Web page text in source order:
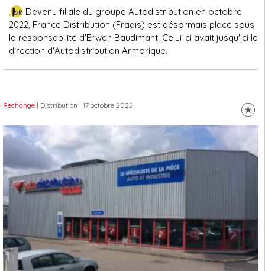
Devenu filiale du groupe Autodistribution en octobre
2022, France Distribution (Fradis) est désormais placé sous
la responsabilité d'Erwan Baudimant. Celui-ci avait jusqu'ici la
direction d'Autodistribution Armorique.
Rechange | Distribution | 17 octobre 2022